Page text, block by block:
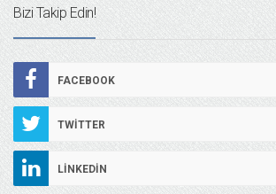
Bizi Takip Edin!
FACEBOOK
TWITTER
LINKEDIN